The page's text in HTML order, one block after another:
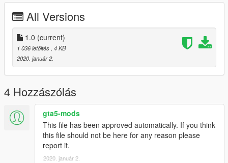
All Versions
1.0 (current)
1 036 letöltés , 4 KB
2020. január 2.
4 Hozzászólás
gta5-mods
This file has been approved automatically. If you think
this file should not be here for any reason please
report it.
2020. január 2.